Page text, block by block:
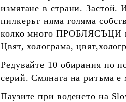
измятане в страни. Застой.
пилкерът няма голяма
колко много ПРОБЛЯСЪЦИ и
Цвят, холограма,
Редувайте 10 обирания по
серий. Смяната на ритъма е
Паузите при воденето на